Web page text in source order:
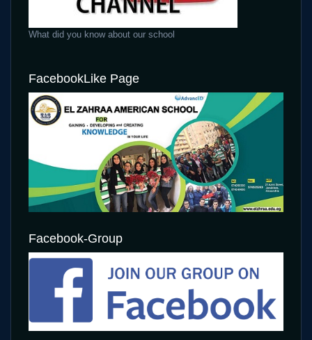
What did you know about our school
FacebookLike Page
Facebook-Group